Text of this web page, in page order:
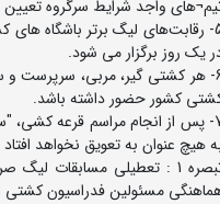
واجد شرایط سرگروه
5- رقابت‌های لیگ برتر باشگاه
یک روز برگزار می شود.
6- هر کشتی گیر، مربی، سرپرست و
کشور حضور داشته باشد.
7- پس از انجام مراسم قرعه کشی،
هیچ عنوان به تعویق نخواهد
مسئولین فدراسیون